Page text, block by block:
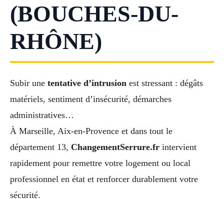
(BOUCHES-DU-
RHÔNE)
Subir une tentative d’intrusion est stressant : dégâts
matériels, sentiment d’insécurité, démarches
administratives…
À Marseille, Aix-en-Provence et dans tout le
département 13, ChangementSerrure.fr intervient
rapidement pour remettre votre logement ou local
professionnel en état et renforcer durablement votre
sécurité.